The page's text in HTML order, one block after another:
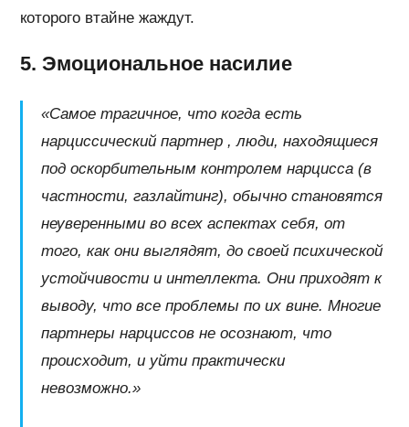
которого втайне жаждут.
5. Эмоциональное насилие
«Самое трагичное, что когда есть
нарциссический партнер , люди, находящиеся
под оскорбительным контролем нарцисса (в
частности, газлайтинг), обычно становятся
неуверенными во всех аспектах себя, от
того, как они выглядят, до своей психической
устойчивости и интеллекта. Они приходят к
выводу, что все проблемы по их вине. Многие
партнеры нарциссов не осознают, что
происходит, и уйти практически
невозможно.»